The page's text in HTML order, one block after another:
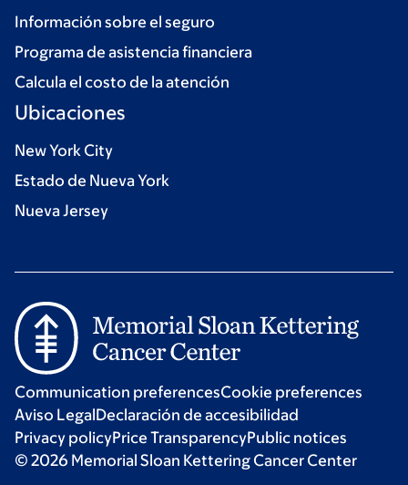
Información sobre el seguro
Programa de asistencia financiera
Calcula el costo de la atención
Ubicaciones
New York City
Estado de Nueva York
Nueva Jersey
Communication preferencesCookie preferences
Aviso LegalDeclaración de accesibilidad
Privacy policyPrice TransparencyPublic notices
© 2026 Memorial Sloan Kettering Cancer Center